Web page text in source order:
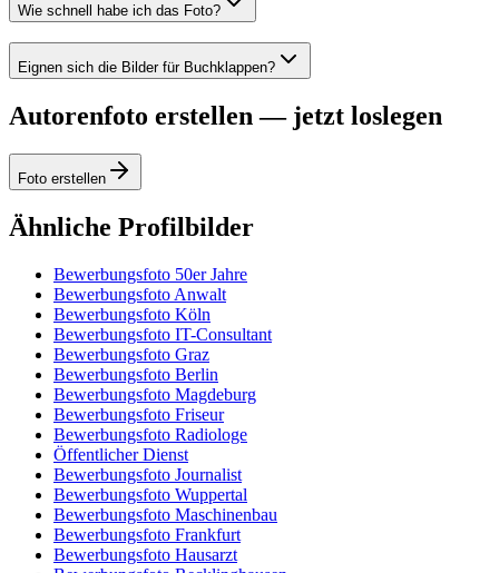
Wie schnell habe ich das Foto?
Eignen sich die Bilder für Buchklappen?
Autorenfoto erstellen — jetzt loslegen
Foto erstellen
Ähnliche Profilbilder
Bewerbungsfoto 50er Jahre
Bewerbungsfoto Anwalt
Bewerbungsfoto Köln
Bewerbungsfoto IT-Consultant
Bewerbungsfoto Graz
Bewerbungsfoto Berlin
Bewerbungsfoto Magdeburg
Bewerbungsfoto Friseur
Bewerbungsfoto Radiologe
Öffentlicher Dienst
Bewerbungsfoto Journalist
Bewerbungsfoto Wuppertal
Bewerbungsfoto Maschinenbau
Bewerbungsfoto Frankfurt
Bewerbungsfoto Hausarzt